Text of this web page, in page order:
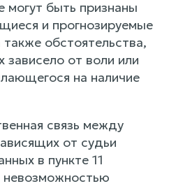
могут быть признаны
и прогнозируемые
обстоятельства,
зависело от воли или
на наличие
связь между
от судьи
в пункте 11
невозможностью